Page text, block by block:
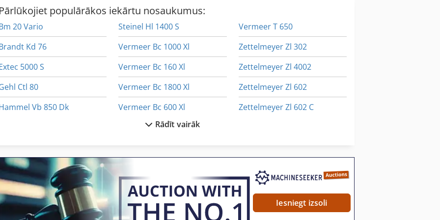
Pārlūkojiet populārākos iekārtu nosaukumus:
20 Vario
Kd 76
5000 S
Ctl 80
Vb 850 Dk
Okk Pcv 55
Paus Rl 852
Steinel Hl 1400 S
Vermeer Bc 1000 Xl
Vermeer Bc 160 Xl
Vermeer Bc 1800 Xl
Vermeer Bc 600 Xl
Vermeer Rt 200
Vermeer Sc 30 Tx
Vermeer T 650
Zettelmeyer Zl 302
Zettelmeyer Zl 4002
Zettelmeyer Zl 602
Zettelmeyer Zl 602 C
Rādīt vairāk
Iesniegt izsoli